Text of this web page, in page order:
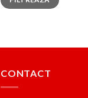
CONTACT